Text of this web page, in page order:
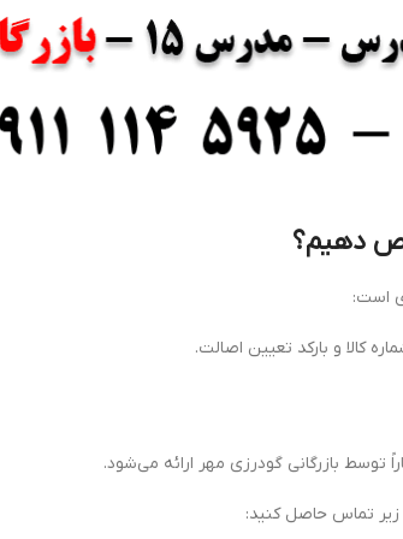
دهیم؟
است:
توسط بازرگانی گودرزی مهر ارائه می‌شود.
زیر تماس حاصل کنید: